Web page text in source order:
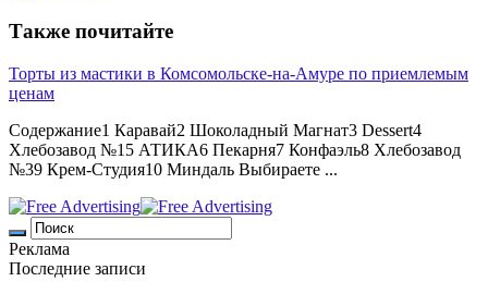
Также почитайте
Торты из мастики в Комсомольске-на-Амуре по приемлемым
ценам
Содержание1 Каравай2 Шоколадный Магнат3 Dessert4
Хлебозавод №15 АТИКА6 Пекарня7 Конфаэль8 Хлебозавод
№39 Крем-Студия10 Миндаль Выбираете ...
Реклама
Последние записи